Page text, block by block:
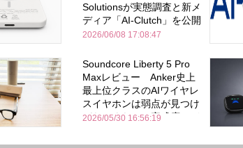
Solutionsが実態調査と新メ
ディア「AI-Clutch」を公開
2026/06/08 17:08:47
Soundcore Liberty 5 Pro
Maxレビュー Anker史上
最上位クラスのAIワイヤレ
スイヤホンは弱点が見つけ
づらいくらいの完成度にび
Bose並み
2026/05/30 16:56:19